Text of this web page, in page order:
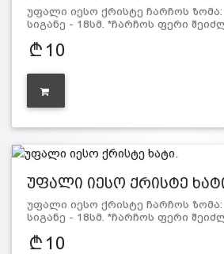
უფალი იესო ქრისტე ჩარჩოს ზომა:
სიგანე - 18სმ. *ჩარჩოს ფერი
10
უფალი იესო ქრისტე
უფალი იესო ქრისტე ჩარჩოს ზომა:
სიგანე - 18სმ. *ჩარჩოს ფერი
10